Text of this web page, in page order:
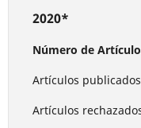
2020*
Número de
Artículos
Artículos